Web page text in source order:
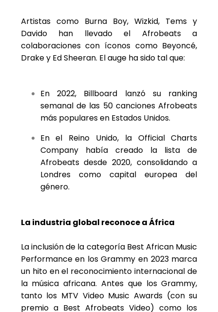
Artistas como Burna Boy, Wizkid, Tems y
Davido han llevado el Afrobeats a
colaboraciones con íconos como Beyoncé,
Drake y Ed Sheeran. El auge ha sido tal que:
En 2022, Billboard lanzó su ranking
semanal de las 50 canciones Afrobeats
más populares en Estados Unidos.
En el Reino Unido, la Official Charts
Company había creado la lista de
Afrobeats desde 2020, consolidando a
Londres como capital europea del
género.
La industria global reconoce a África
La inclusión de la categoría Best African Music
Performance en los Grammy en 2023 marca
un hito en el reconocimiento internacional de
la música africana. Antes que los Grammy,
tanto los MTV Video Music Awards (con su
premio a Best Afrobeats Video) como los